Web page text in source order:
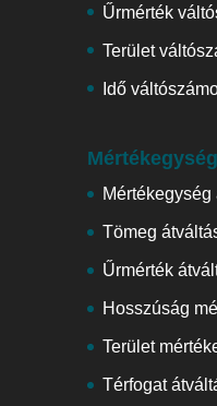
Űrmérték
Terület
Idő
Tömeg
Űrmérték
Hosszúság
Terület
Térfogat